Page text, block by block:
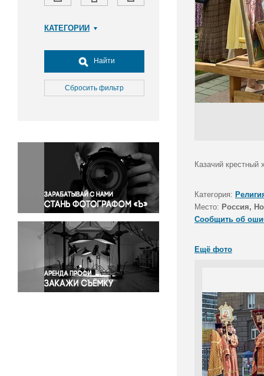
КАТЕГОРИИ
Досуг, туризм и отдых
Культура
Медицина
Окружающая среда
Политика
Правосудие
Происшествия и конфликты
Религия
Светская жизнь
Спорт
Экология
Экономика и бизнес
Найти
Сбросить фильтр
Казачий
Категория:
Место: Россия,
Сообщить об
Ещё фото